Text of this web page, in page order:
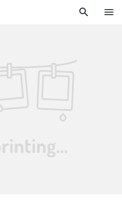
search menu